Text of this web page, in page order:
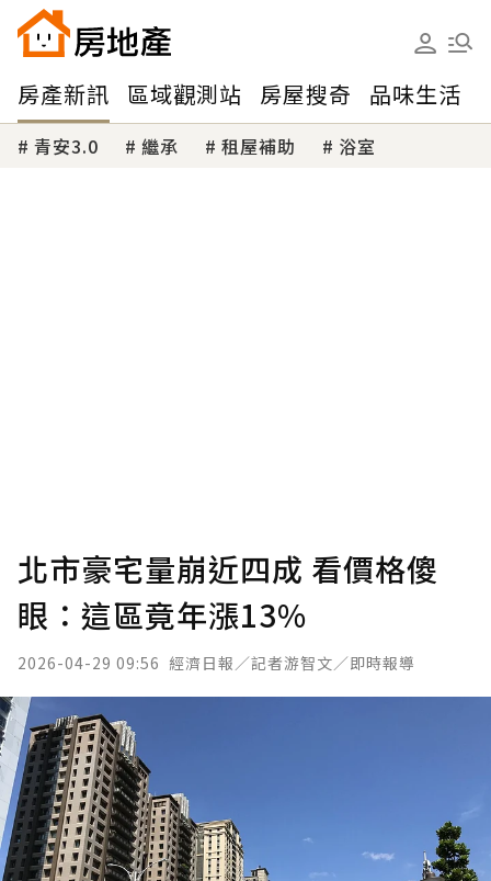
房產新訊 區域觀測站 房屋搜奇 品味生活
青安3.0 繼承 租屋補助 浴室
北市豪宅量崩近四成 看價格傻
眼：這區竟年漲13%
2026-04-29 09:56 經濟日報／記者游智文／即時報導